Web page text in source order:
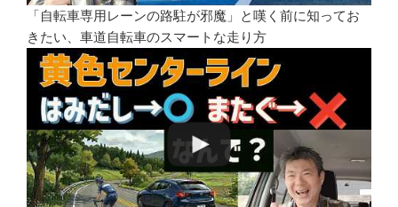
「自転車専用レーンの路駐が邪魔」と嘆く前に知ってお
きたい、車道自転車のスマートな走り方